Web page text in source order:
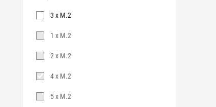
M.2/U.2
1 x M.2
2 x M.2
3 x M.2
4 x M.2
5 x M.2